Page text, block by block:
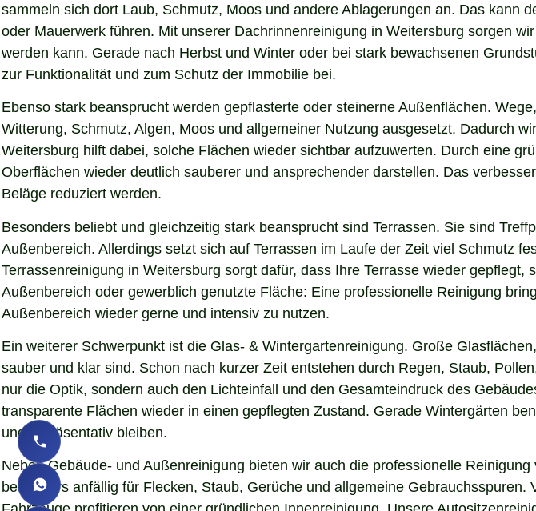
sammeln sich dort Laub, Schmutz, Moos und andere Ablagerungen an. Das kann
oder Mauerwerk führen. Mit unserer Dachrinnenreinigung in Weitersburg sorgen
werden kann. Gerade nach Herbst und Winter oder bei stark bewachsenen
zur Funktionalität und zum Schutz der Immobilie bei.
Ebenso stark beansprucht werden gepflasterte oder steinerne Außenflächen.
Witterung, Schmutz, Algen, Moos und allgemeiner Nutzung ausgesetzt. Dadurch
Weitersburg hilft dabei, solche Flächen wieder sichtbar aufzuwerten. Durch eine
Oberflächen wieder deutlich sauberer und ansprechender darstellen. Das
Beläge reduziert werden.
Besonders beliebt und gleichzeitig stark beansprucht sind Terrassen. Sie sind
Außenbereich. Allerdings setzt sich auf Terrassen im Laufe der Zeit viel Schmutz
Terrassenreinigung in Weitersburg sorgt dafür, dass Ihre Terrasse wieder
Außenbereich oder gewerblich genutzte Fläche: Eine professionelle Reinigung
Außenbereich wieder gerne und intensiv zu nutzen.
Ein weiterer Schwerpunkt ist die Glas- & Wintergartenreinigung. Große
sauber und klar sind. Schon nach kurzer Zeit entstehen durch Regen, Staub,
nur die Optik, sondern auch den Lichteinfall und den Gesamteindruck des
transparente Flächen wieder in einen gepflegten Zustand. Gerade Wintergärten
und repräsentativ bleiben.
Neben Gebäude- und Außenreinigung bieten wir auch die professionelle
besonders anfällig für Flecken, Staub, Gerüche und allgemeine